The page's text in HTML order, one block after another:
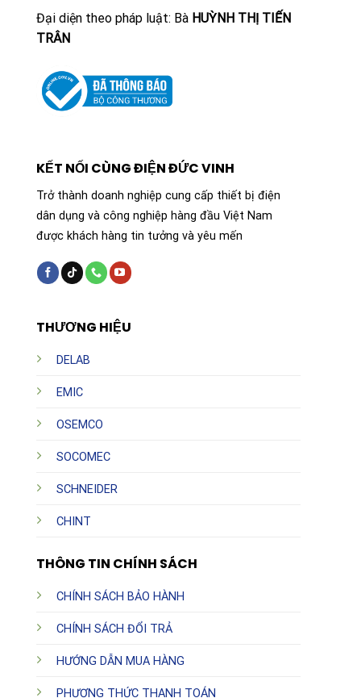
<\li><\strong>Thương hiệu: LEDVANCE
<\li><\strong>Loại cảm biến: Cảm biến hồng ngoại PIR
<\li><\strong>Kiểu lắp đặt: Lắp nổi bề mặt trần
sắc trung thực)
<\li><\strong>Hiệu suất phát quang: Cao, tiết kiệm
điện năng
khu vực công cộng
Sensor không chỉ là một thiết bị chiếu sáng đơn thuần,
mà là một phần của hệ sinh thái quản lý năng lượng
chất lượng hoàn thiện cao cấp từ LEDVANCE và công
sự hài lòng tuyệt đối cho mọi khách hàng.
Đại diện theo pháp luật: Bà HUỲNH THỊ TIẾN
TRÂN
THƯƠNG HIỆU
DELAB
EMIC
OSEMCO
SOCOMEC
SCHNEIDER
CHINT
THÔNG TIN CHÍNH SÁCH
CHÍNH SÁCH BẢO HÀNH
CHÍNH SÁCH ĐỔI TRẢ
HƯỚNG DẪN MUA HÀNG
PHƯƠNG THỨC THANH TOÁN
KẾT NỐI CÙNG ĐIỆN ĐỨC VINH
Trở thành doanh nghiệp cung cấp thiết bị điện
dân dụng và công nghiệp hàng đầu Việt Nam
được khách hàng tin tưởng và yêu mến